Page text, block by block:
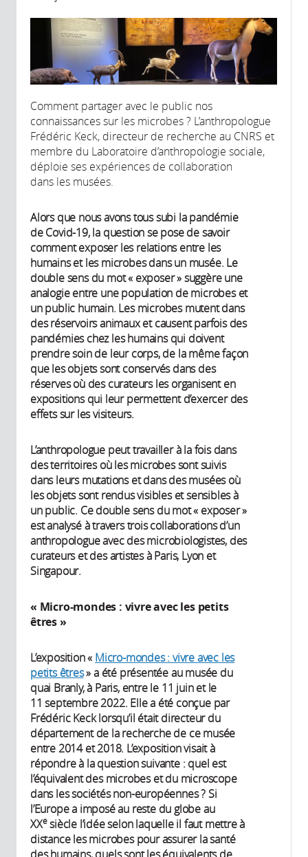
Comment partager avec le public nos
connaissances sur les microbes ? L’anthropologue
Frédéric Keck, directeur de recherche au CNRS et
membre du Laboratoire d’anthropologie sociale,
déploie ses expériences de collaboration
dans les musées.
Alors que nous avons tous subi la pandémie
de Covid-19, la question se pose de savoir
comment exposer les relations entre les
humains et les microbes dans un musée. Le
double sens du mot « exposer » suggère une
analogie entre une population de microbes et
un public humain. Les microbes mutent dans
des réservoirs animaux et causent parfois des
pandémies chez les humains qui doivent
prendre soin de leur corps, de la même façon
que les objets sont conservés dans des
réserves où des curateurs les organisent en
expositions qui leur permettent d’exercer des
effets sur les visiteurs.
L’anthropologue peut travailler à la fois dans
des territoires où les microbes sont suivis
dans leurs mutations et dans des musées où
les objets sont rendus visibles et sensibles à
un public. Ce double sens du mot « exposer »
est analysé à travers trois collaborations d’un
anthropologue avec des microbiologistes, des
curateurs et des artistes à Paris, Lyon et
Singapour.
« Micro-mondes : vivre avec les petits
êtres »
L’exposition « Micro-mondes : vivre avec les
petits êtres» a été présentée au musée du
quai Branly, à Paris, entre le 11 juin et le
11 septembre 2022. Elle a été conçue par
Frédéric Keck lorsqu’il était directeur du
département de la recherche de ce musée
entre 2014 et 2018. L’exposition visait à
répondre à la question suivante : quel est
l’équivalent des microbes et du microscope
dans les sociétés non-européennes ? Si
l’Europe a imposé au reste du globe au
XXesiècle l’idée selon laquelle il faut mettre à
distance les microbes pour assurer la santé
des humains, quels sont les équivalents de